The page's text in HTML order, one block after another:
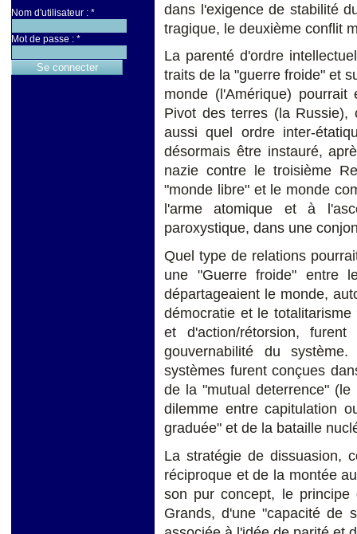
Nom d'utilisateur : *
Mot de passe : *
dans l'exigence de stabilité
tragique, le deuxième conflit
La parenté d'ordre
traits de la "guerre froide" et
monde (l'Amérique)
Pivot des terres (la Russie),
aussi quel ordre inter-
désormais être instauré,
nazie contre le troisième
"monde libre" et le monde
l'arme atomique et à
paroxystique, dans une
Quel type de relations
une "Guerre froide" entre
départageaient le monde,
démocratie et le
et d'action/rétorsion,
gouvernabilité du
systèmes furent conçues
de la "mutual deterrence"
dilemme entre capitulation
graduée" et de la bataille
La stratégie de dissuasion,
réciproque et de la montée
son pur concept, le principe
Grands, d'une "capacité de